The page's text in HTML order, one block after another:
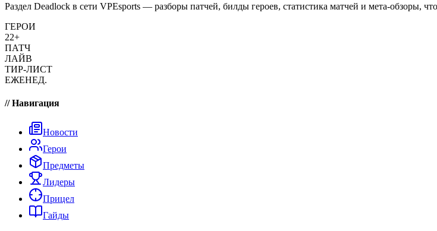
Раздел Deadlock в сети VPEsports — разборы патчей, билды героев, статистика матчей и мета-обзоры,
ГЕРОИ
22+
ПАТЧ
ЛАЙВ
ТИР-ЛИСТ
ЕЖЕНЕД.
// Навигация
Новости
Герои
Предметы
Лидеры
Прицел
Гайды